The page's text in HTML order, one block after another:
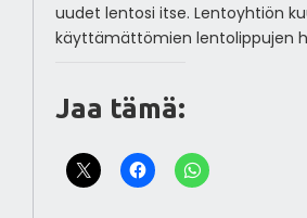
uudet lentosi itse. Lentoyhtiön
käyttämättömien lentolippujen
Jaa tämä: